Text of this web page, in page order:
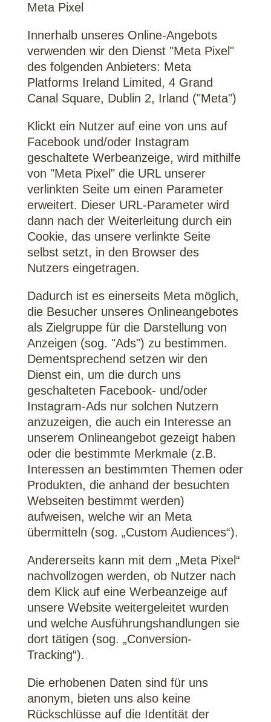
Meta Pixel
Innerhalb unseres Online-Angebots
verwenden wir den Dienst "Meta Pixel"
des folgenden Anbieters: Meta
Platforms Ireland Limited, 4 Grand
Canal Square, Dublin 2, Irland ("Meta")
Klickt ein Nutzer auf eine von uns auf
Facebook und/oder Instagram
geschaltete Werbeanzeige, wird mithilfe
von "Meta Pixel" die URL unserer
verlinkten Seite um einen Parameter
erweitert. Dieser URL-Parameter wird
dann nach der Weiterleitung durch ein
Cookie, das unsere verlinkte Seite
selbst setzt, in den Browser des
Nutzers eingetragen.
Dadurch ist es einerseits Meta möglich,
die Besucher unseres Onlineangebotes
als Zielgruppe für die Darstellung von
Anzeigen (sog. "Ads") zu bestimmen.
Dementsprechend setzen wir den
Dienst ein, um die durch uns
geschalteten Facebook- und/oder
Instagram-Ads nur solchen Nutzern
anzuzeigen, die auch ein Interesse an
unserem Onlineangebot gezeigt haben
oder die bestimmte Merkmale (z.B.
Interessen an bestimmten Themen oder
Produkten, die anhand der besuchten
Webseiten bestimmt werden)
aufweisen, welche wir an Meta
übermitteln (sog. „Custom Audiences“).
Andererseits kann mit dem „Meta Pixel“
nachvollzogen werden, ob Nutzer nach
dem Klick auf eine Werbeanzeige auf
unsere Website weitergeleitet wurden
und welche Ausführungshandlungen sie
dort tätigen (sog. „Conversion-
Tracking“).
Die erhobenen Daten sind für uns
anonym, bieten uns also keine
Rückschlüsse auf die Identität der